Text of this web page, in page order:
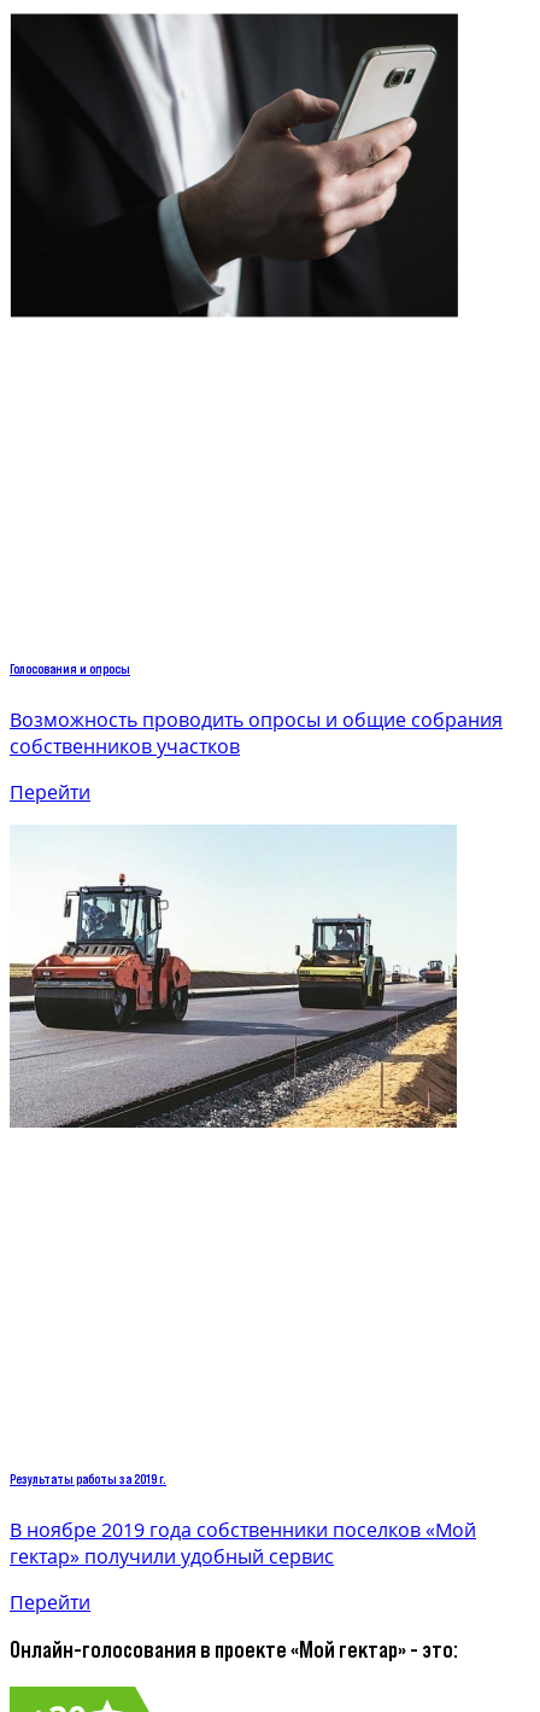
Голосования и опросы
Возможность проводить опросы и общие собрания
собственников участков
Перейти
Результаты работы за 2019 г.
В ноябре 2019 года собственники поселков «Мой
гектар» получили удобный сервис
Перейти
Онлайн-голосования в проекте «Мой гектар» - это: